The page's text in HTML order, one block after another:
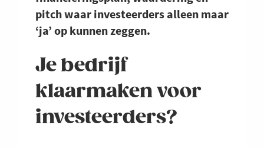
pitch waar investeerders alleen maar
‘ja’ op kunnen zeggen.
Je bedrijf
klaarmaken voor
investeerders?